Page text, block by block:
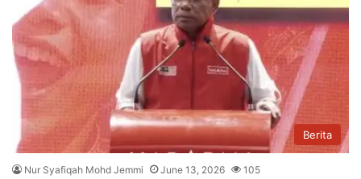
Berita
Nur Syafiqah Mohd Jemmi June 13, 2026 105